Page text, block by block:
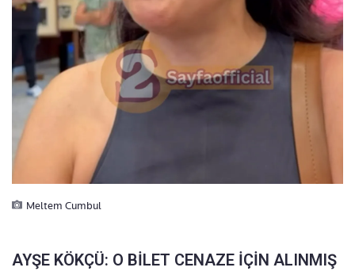
Meltem Cumbul
AYŞE KÖKÇÜ: O BİLET CENAZE İÇİN ALINMIŞ